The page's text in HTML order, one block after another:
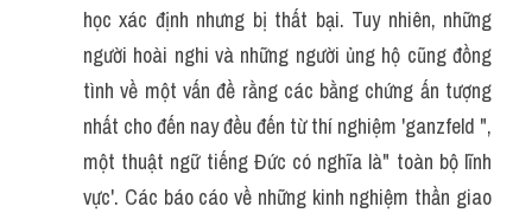
học xác định nhưng bị thất bại. Tuy nhiên, những
người hoài nghi và những người ủng hộ cũng đồng
tình về một vấn đề rằng các bằng chứng ấn tượng
nhất cho đến nay đều đến từ thí nghiệm 'ganzfeld ",
một thuật ngữ tiếng Đức có nghĩa là" toàn bộ lĩnh
vực'. Các báo cáo về những kinh nghiệm thần giao